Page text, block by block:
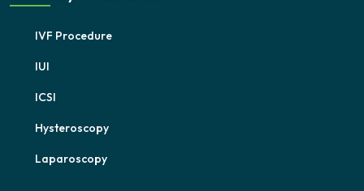
IVF Procedure
IUI
ICSI
Hysteroscopy
Laparoscopy